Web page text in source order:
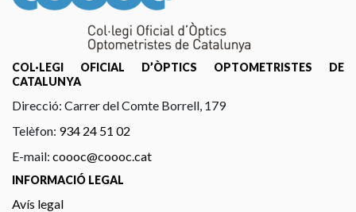
COL·LEGI OFICIAL D’ÒPTICS OPTOMETRISTES DE
CATALUNYA
Direcció: Carrer del Comte Borrell, 179
Telèfon: 934 24 51 02
E-mail: coooc@coooc.cat
INFORMACIÓ LEGAL
Avís legal